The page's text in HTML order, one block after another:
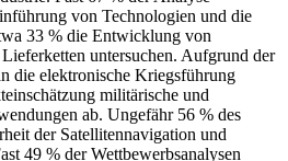
von Technologien und die
33 % die Entwicklung von
untersuchen. Aufgrund der
die elektronische Kriegsführung
militärische und
ab. Ungefähr 56 % des
der Satellitennavigation und
49 % der Wettbewerbsanalysen